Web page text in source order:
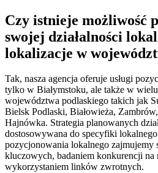
Czy istnieje możliwość
swojej działalności
lokalizacje w
Tak, nasza agencja oferuje usługi
tylko w Białymstoku, ale także w
województwa podlaskiego takich jak
Bielsk Podlaski, Białowieża,
Hajnówka. Strategia planowanych
dostosowywana do specyfiki
pozycjonowania lokalnego zajmujemy
kluczowych, badaniem konkurencji
wykorzystaniem linków zwrotnych.